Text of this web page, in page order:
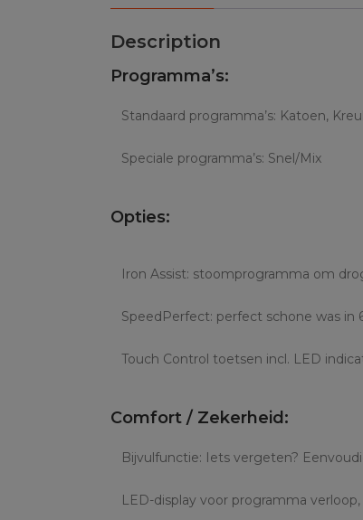
Description
Programma’s:
Standaard programma’s: Katoen,
Speciale programma’s: Snel/Mix
Opties:
Iron Assist: stoomprogramma om
SpeedPerfect: perfect schone was in
Touch Control toetsen incl. LED
Comfort / Zekerheid:
Bijvulfunctie: Iets vergeten?
LED-display voor programma